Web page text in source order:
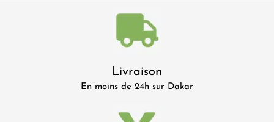
Livraison
En moins de 24h sur Dakar